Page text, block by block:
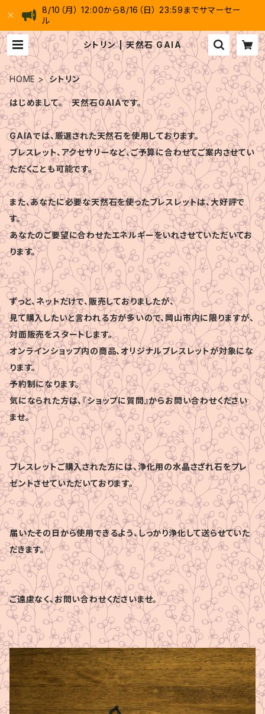
8/10（月） 12:00から8/16（日） 23:59までサマーセー
ル
シトリン | 天然石 GAIA
HOME シトリン
はじめまして。 天然石GAIAです。
GAIAでは、厳選された天然石を使用しております。
ブレスレット、アクセサリーなど、ご予算に合わせてご案内させてい
ただくことも可能です。
また、あなたに必要な天然石を使ったブレスレットは、大好評で
す。
あなたのご要望に合わせたエネルギーをいれさせていただいてお
ります。
ずっと、ネットだけで、販売しておりましたが、
見て購入したいと言われる方が多いので、岡山市内に限りますが、
対面販売をスタートします。
オンラインショップ内の商品、オリジナルブレスレットが対象にな
ります。
予約制になります。
気になられた方は、『ショップに質問』からお問い合わせください
ませ。
ブレスレットご購入された方には、浄化用の水晶さざれ石をプレ
ゼントさせていただいております。
届いたその日から使用できるよう、しっかり浄化して送らせていた
だきます。
ご遠慮なく、お問い合わせくださいませ。